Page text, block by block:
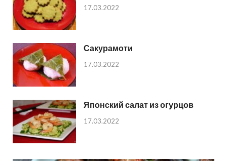
17.03.2022
Сакурамоти
17.03.2022
Японский салат из огурцов
17.03.2022